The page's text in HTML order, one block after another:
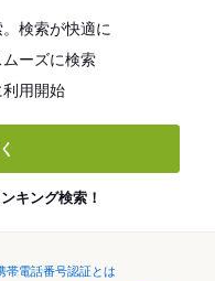
検索が快適に
ーズに検索
用開始
キング検索！
帯電話番号認証とは